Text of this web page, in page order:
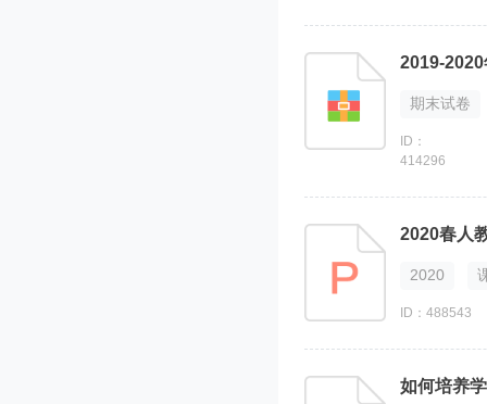
2019-
期末试卷
ID：
414296
2020春人
2020
ID：488543
如何培养